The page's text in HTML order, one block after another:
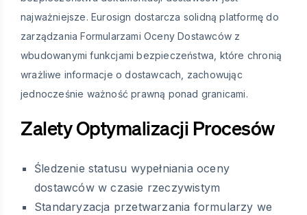
najważniejsze. Eurosign dostarcza solidną platformę do
zarządzania Formularzami Oceny Dostawców z
wbudowanymi funkcjami bezpieczeństwa, które chronią
wrażliwe informacje o dostawcach, zachowując
jednocześnie ważność prawną ponad granicami.
Zalety Optymalizacji Procesów
Śledzenie statusu wypełniania oceny
dostawców w czasie rzeczywistym
Standaryzacja przetwarzania formularzy we